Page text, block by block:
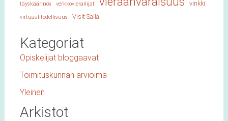
täyskäännös verkkovierailijat vinkki
virtuaalitodellisuus Visit Salla
Kategoriat
Opiskelijat bloggaavat
Toimituskunnan arvioima
Yleinen
Arkistot